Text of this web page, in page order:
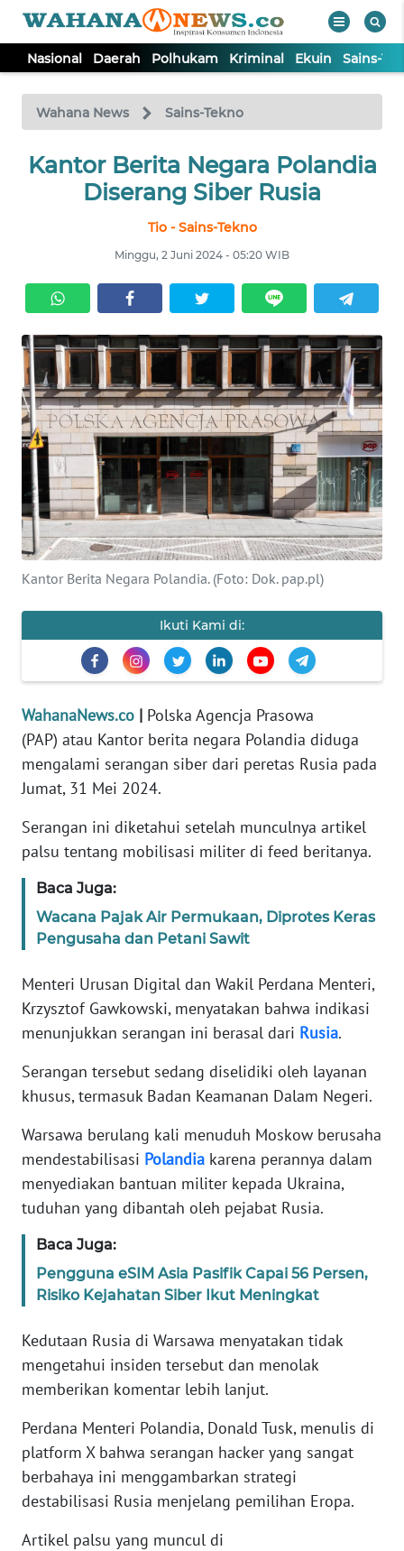
Nasional Daerah Polhukam Kriminal Ekuin Sains-
Wahana News Sains-Tekno
Kantor Berita Negara Polandia
Diserang Siber Rusia
Tio - Sains-Tekno
Minggu, 2 Juni 2024 - 05:20 WIB
Kantor Berita Negara Polandia. (Foto: Dok. pap.pl)
Ikuti Kami di:
WahanaNews.co | Polska Agencja Prasowa
(PAP) atau Kantor berita negara Polandia diduga
mengalami serangan siber dari peretas Rusia pada
Jumat, 31 Mei 2024.
Serangan ini diketahui setelah munculnya artikel
palsu tentang mobilisasi militer di feed beritanya.
Baca Juga:
Wacana Pajak Air Permukaan, Diprotes Keras
Pengusaha dan Petani Sawit
Menteri Urusan Digital dan Wakil Perdana Menteri,
Krzysztof Gawkowski, menyatakan bahwa indikasi
menunjukkan serangan ini berasal dari Rusia.
Serangan tersebut sedang diselidiki oleh layanan
khusus, termasuk Badan Keamanan Dalam Negeri.
Warsawa berulang kali menuduh Moskow berusaha
mendestabilisasi Polandia karena perannya dalam
menyediakan bantuan militer kepada Ukraina,
tuduhan yang dibantah oleh pejabat Rusia.
Baca Juga:
Pengguna eSIM Asia Pasifik Capai 56 Persen,
Risiko Kejahatan Siber Ikut Meningkat
Kedutaan Rusia di Warsawa menyatakan tidak
mengetahui insiden tersebut dan menolak
memberikan komentar lebih lanjut.
Perdana Menteri Polandia, Donald Tusk, menulis di
platform X bahwa serangan hacker yang sangat
berbahaya ini menggambarkan strategi
destabilisasi Rusia menjelang pemilihan Eropa.
Artikel palsu yang muncul di
TV
Tutup
NASIONAL
KRIMINAL
EKUIN
SAINS-TEKNO
KESEHATAN
INTERNASIONAL
SERBA-SERBI
PENDIDIKAN
OLAHRAGA
OPINI
EDITORIAL
INDEKS
KONTAK
KAMI
INFO
IKLAN
KAMI
MEDIA
SIBER
REDAKSI
KARIR
DISCLAIMER
Wahana
News
Regional
WN
SUMUT
WN